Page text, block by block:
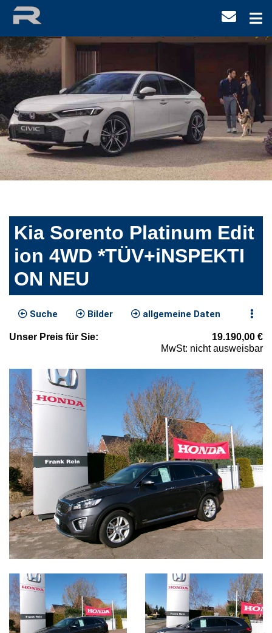
Kia Sorento Platinum Edit
ion 4WD *TÜV+iNSPEKTI
ON NEU
Suche Bilder allgemeine Daten
Unser Preis für Sie: 19.190,00 €
MwSt: nicht ausweisbar